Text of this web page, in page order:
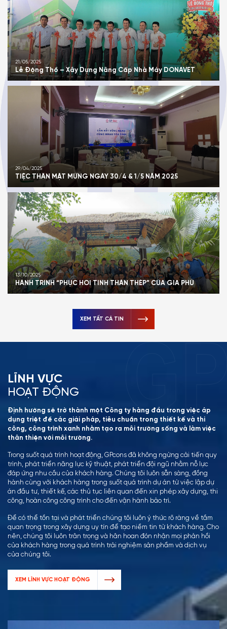
21/05/2025
Lễ Động Thổ – Xây Dựng Nâng Cấp Nhà Máy DONAVET
29/04/2025
TIỆC THÂN MẬT MỪNG NGÀY 30/4 & 1/5 NĂM 2025
13/10/2025
HÀNH TRÌNH “PHỤC HỒI TINH THẦN THÉP” CỦA GIA PHÚ
XEM TẤT CẢ TIN
L N H VỰC
HOẠT ĐỘNG
Định hướng sẽ trở thành một Công ty hàng đầu trong việc áp
dụng triệt để các giải pháp, tiêu chuẩn trong thiết kế và thi
công, công trình xanh nhằm tạo ra môi trường sống và làm việc
thân thiện với môi trường.
Trong suốt quá trình hoạt động, GPcons đã không ngừng cải tiến quy
trình, phát triển năng lực kỹ thuật, phát triển đội ngũ nhằm nỗ lực
đáp ứng nhu cầu của khách hàng. Chúng tôi luôn sẵn sàng, đồng
hành cùng với khách hàng trong suốt quá trình dự án từ việc lập dự
án đầu tư, thiết kế, các thủ tục liên quan đến xin phép xây dựng, thi
công, hoàn công công trình cho đến vận hành bảo trì.
Để có thể tồn tại và phát triển chúng tôi luôn ý thức rõ ràng về tầm
quan trọng trong xây dựng uy tín để tạo niềm tin từ khách hàng. Cho
nên, chúng tôi luôn trân trọng và hân hoan đón nhận mọi phản hồi
của khách hàng trong quá trình trải nghiệm sản phẩm và dịch vụ
của chúng tôi.
XEM LĨNH VỰC HOẠT ĐỘNG